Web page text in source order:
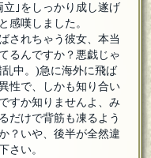
｣をしっかり成し遂げ
感嘆しました。
されちゃう彼女、本当
るんですか？悪戯じゃ
中。)急に海外に飛ば
性で、しかも知り合い
すか知りませんよ、み
だけで背筋も凍るよう
？いや、後半が全然違
さい。